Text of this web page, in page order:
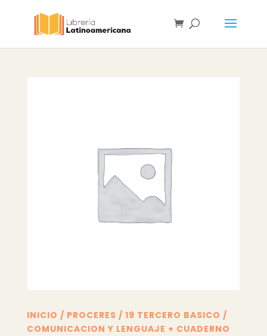
INICIO / PROCERES / 19 TERCERO BASICO /
COMUNICACION Y LENGUAJE + CUADERNO